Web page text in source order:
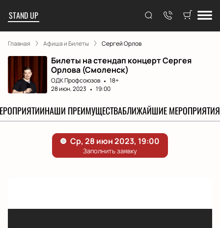
STAND UP
Главная Афиша и Билеты Сергей Орлов
Билеты на стендап концерт Сергея
Орлова (Смоленск)
ОДК Профсоюзов
18+
28 июн. 2023
19:00
НАШИ ПРЕИМУЩЕСТВАБЛИЖАЙШИЕ МЕРОПРИЯТИЯ